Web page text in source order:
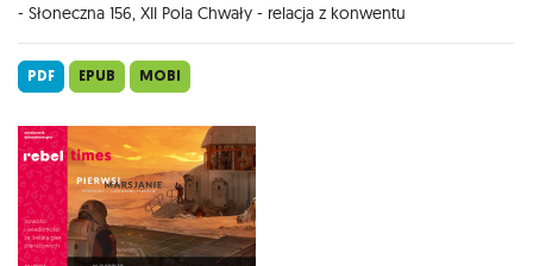
- Słoneczna 156, XII Pola Chwały - relacja z konwentu
PDF EPUB MOBI